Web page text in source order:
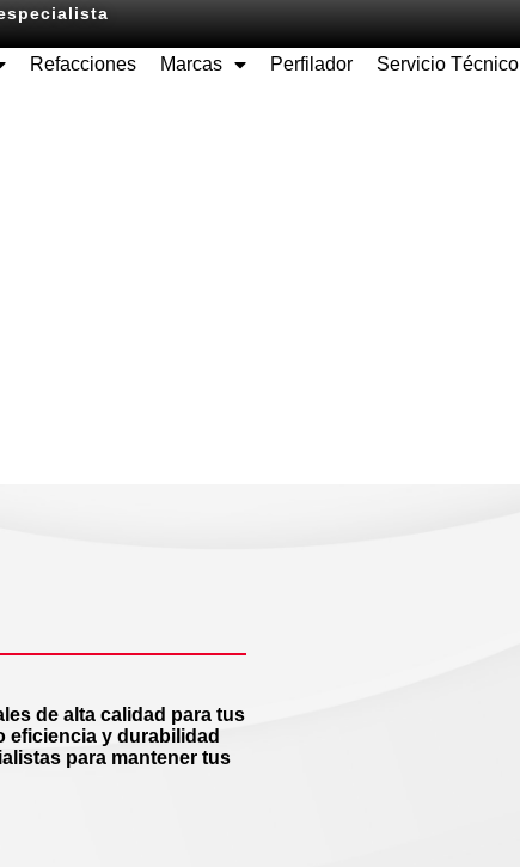
Refacciones Marcas Perfilador Servicio Técnico
de alta calidad para tus
eficiencia y durabilidad
para mantener tus
Equipos